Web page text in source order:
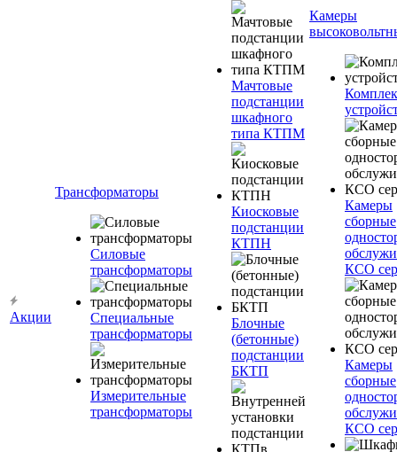
Акции
Трансформаторы
Силовые
трансформаторы
Специальные
трансформаторы
Измерительные
трансформаторы
Мачтовые
подстанции
шкафного
типа КТПМ
Киосковые
подстанции
КТПН
Блочные
(бетонные)
подстанции
БКТП
Камеры
Камеры
сборные
КСО
Камеры
сборные
КСО